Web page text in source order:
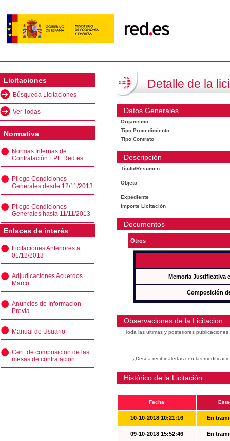
Licitaciones
Búsqueda Licitaciones
Ver Todas
Normativa
Normas Internas de
Contratación EPE Red.es
Pliego Condiciones
Generales desde 12/11/2013
Pliego Condiciones
Generales hasta 11/11/2013
Enlaces de interés
Licitaciones Anteriores a
01/12/2013
Adjudicaciones Acuerdos
Marco
Anuncios de Informacion
Previa
Manual de Usuario
Cert. de composicion de las
mesas de contratacion
Detalle de la
Datos Generales
Organismo
Tipo Procedimiento
Tipo Contrato
Descripción
Título/Resumen
Objeto
Expediente
Importe Licitación
Documentos
Otros
Memoria Justificativa
Composición
Observaciones de la Licitacion
Toda las últimas y posteriores
¿Desea recibir alertas con las
Histórico de la Licitación
Fecha
10-10-2018 10:21:16 En
09-10-2018 15:52:46 En